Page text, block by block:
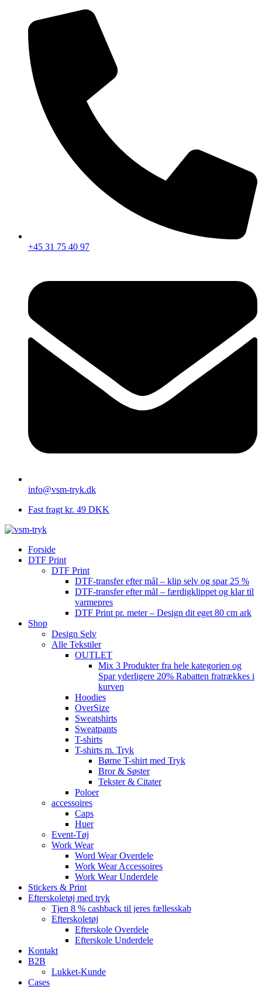
indhold
+45 31 75 40 97
info@vsm-tryk.dk
Fast fragt kr. 49 DKK
Forside
DTF Print
DTF Print
DTF-transfer efter mål – klip selv og spar 25 %
DTF-transfer efter mål – færdigklippet og klar til
varmepres
DTF Print pr. meter – Design dit eget 80 cm ark
Shop
Design Selv
Alle Tekstiler
OUTLET
Mix 3 Produkter fra hele kategorien og
Spar yderligere 20% Rabatten fratrækkes i
kurven
Hoodies
OverSize
Sweatshirts
Sweatpants
T-shirts
T-shirts m. Tryk
Børne T-shirt med Tryk
Bror & Søster
Tekster & Citater
Poloer
accessoires
Caps
Huer
Event-Tøj
Work Wear
Word Wear Overdele
Work Wear Accessoires
Work Wear Underdele
Stickers & Print
Efterskoletøj med tryk
Tjen 8 % cashback til jeres fællesskab
Efterskoletøj
Efterskole Overdele
Efterskole Underdele
Kontakt
B2B
Lukket-Kunde
Cases